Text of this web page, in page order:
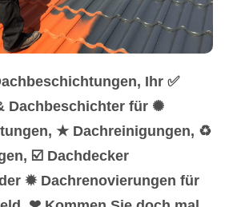
Ihr ✅
Dachbeschichter für ✺
★ Dachreinigungen, ♻
☑️ Dachdecker
✹ Dachrenovierungen für